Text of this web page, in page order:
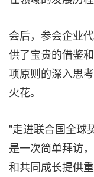
会后，参会企业
供了宝贵的借鉴
项原则的深入思
火花。
"走进联合国全球
是一次简单拜访
和共同成长提供